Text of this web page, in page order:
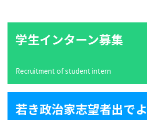
学生インターン募集
Recruitment of student intern
若き政治家志望者出でよ